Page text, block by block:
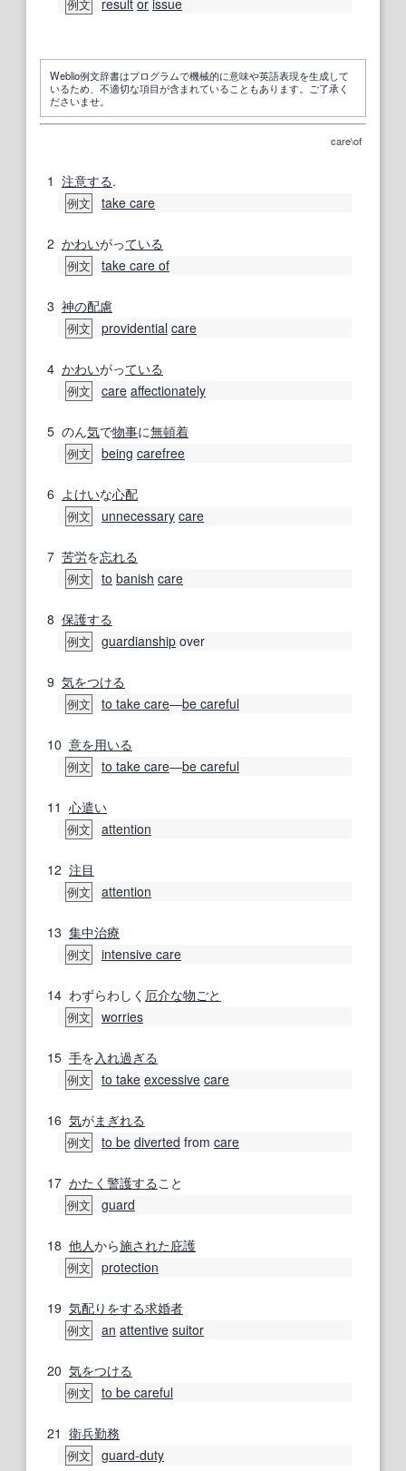
例文 result or issue
Weblio例文辞書はプログラムで機械的に意味や英語表現を生成して
いるため、不適切な項目が含まれていることもあります。ご了承く
ださいませ。
care\of
1 注意する.
例文 take care
2 かわいがっている
例文 take care of
3 神の配慮
例文 providential care
4 かわいがっている
例文 care affectionately
5 のん気で物事に無頓着
例文 being carefree
6 よけいな心配
例文 unnecessary care
7 苦労を忘れる
例文 to banish care
8 保護する
例文 guardianship over
9 気をつける
例文 to take care―be careful
10 意を用いる
例文 to take care―be careful
11 心遣い
例文 attention
12 注目
例文 attention
13 集中治療
例文 intensive care
14 わずらわしく 厄介な物ごと
例文 worries
15 手を入れ過ぎる
例文 to take excessive care
16 気がまぎれる
例文 to be diverted from care
17 かたく 警護すること
例文 guard
18 他人から施された庇護
例文 protection
19 気配り をする求婚者
例文 an attentive suitor
20 気をつける
例文 to be careful
21 衛兵勤務
例文 guard-duty